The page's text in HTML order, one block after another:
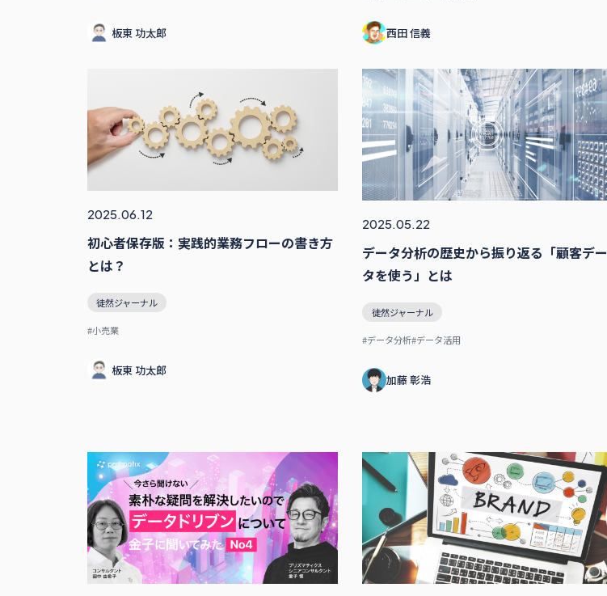
板東 功太郎 西田 信義
2025.06.12
初心者保存版：実践的業務フローの書き方
とは？
徒然ジャーナル
#小売業
板東 功太郎
2025.05.22
データ分析の歴史から振り返る「顧客デー
タを使う」とは
徒然ジャーナル
#データ分析#データ活用
加藤 彰浩